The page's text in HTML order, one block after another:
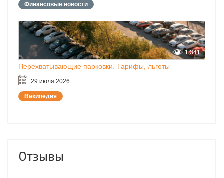
Финансовые новости
Перехватывающие парковки. Тарифы, льготы
29 июля 2026
1,341
Википедия
Отзывы